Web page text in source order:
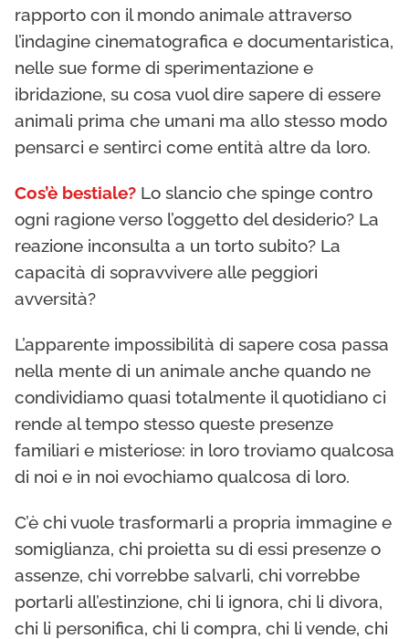
rapporto con il mondo animale attraverso
l’indagine cinematografica e documentaristica,
nelle sue forme di sperimentazione e
ibridazione, su cosa vuol dire sapere di essere
animali prima che umani ma allo stesso modo
pensarci e sentirci come entità altre da loro.
Cos’è bestiale? Lo slancio che spinge contro
ogni ragione verso l’oggetto del desiderio? La
reazione inconsulta a un torto subito? La
capacità di sopravvivere alle peggiori
avversità?
L’apparente impossibilità di sapere cosa passa
nella mente di un animale anche quando ne
condividiamo quasi totalmente il quotidiano ci
rende al tempo stesso queste presenze
familiari e misteriose: in loro troviamo qualcosa
di noi e in noi evochiamo qualcosa di loro.
C’è chi vuole trasformarli a propria immagine e
somiglianza, chi proietta su di essi presenze o
assenze, chi vorrebbe salvarli, chi vorrebbe
portarli all’estinzione, chi li ignora, chi li divora,
chi li personifica, chi li compra, chi li vende, chi